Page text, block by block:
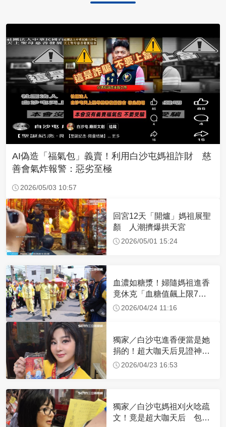
AI偽造「福氣包」義賣！利用白沙屯媽祖詐財 慈
善會氣炸報警：惡劣至極
2026/05/03 10:57
回宮12天「開爐」媽祖展聖
顏 人潮擠爆拱天宮
2026/05/01 15:24
血濃如糖漿！婦隨媽祖進香
竟休克「血糖值飆上限7
倍」 醫曝原因
2026/04/24 11:16
獨家／白沙屯進香便當是她
捐的！超大咖天后見證神
蹟 一靠近媽祖就爆哭
2026/04/23 16:53
獨家／白沙屯媽祖刈火唸疏
文！竟是超大咖天后 包尿